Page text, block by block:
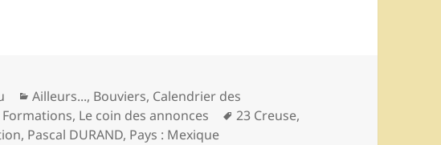
Catégories
Ailleurs..., Bouviers, Calendrier des
Formations, Le coin des annonces
Mots-
23 Creuse,
, Pascal DURAND, Pays : Mexique